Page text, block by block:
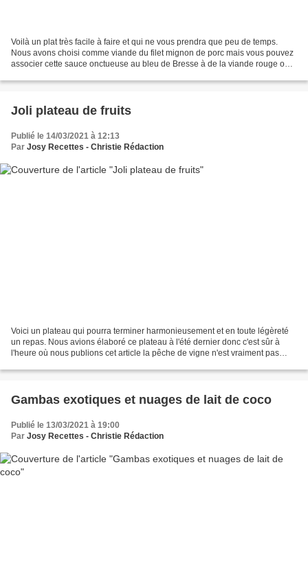
Voilà un plat très facile à faire et qui ne vous prendra que peu de temps.
Nous avons choisi comme viande du filet mignon de porc mais vous pouvez
associer cette sauce onctueuse au bleu de Bresse à de la viande rouge ou à
Joli plateau de fruits
Publié le 14/03/2021 à 12:13
Par Josy Recettes - Christie Rédaction
Voici un plateau qui pourra terminer harmonieusement et en toute légèreté
un repas. Nous avions élaboré ce plateau à l'été dernier donc c'est sûr à
l'heure où nous publions cet article la pêche de vigne n'est vraiment pas
Gambas exotiques et nuages de lait de coco
Publié le 13/03/2021 à 19:00
Par Josy Recettes - Christie Rédaction